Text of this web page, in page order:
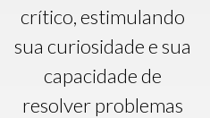
crítico, estimulando
sua curiosidade e sua
capacidade de
resolver problemas